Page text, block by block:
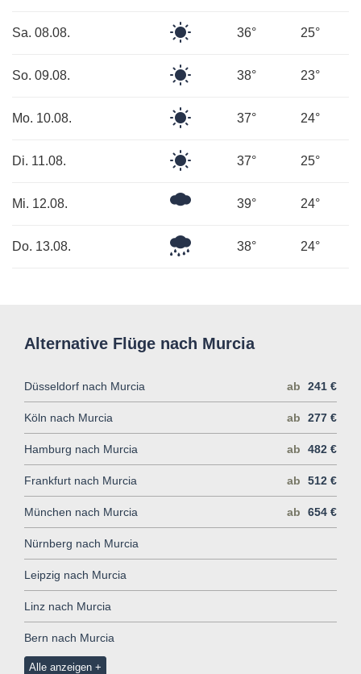
Sa. 08.08.
36° 25°
So. 09.08. 38° 23°
Mo. 10.08. 37° 24°
Di. 11.08. 37° 25°
Mi. 12.08. 39° 24°
Do. 13.08. 38° 24°
Alternative Flüge nach Murcia
Düsseldorf nach Murcia ab 241 €
Köln nach Murcia ab 277 €
Hamburg nach Murcia ab 482 €
Frankfurt nach Murcia ab 512 €
München nach Murcia ab 654 €
Nürnberg nach Murcia
Leipzig nach Murcia
Linz nach Murcia
Bern nach Murcia
Alle anzeigen